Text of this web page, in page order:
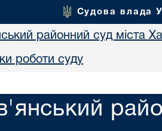
Судова влада
районний суд міста
роботи суду